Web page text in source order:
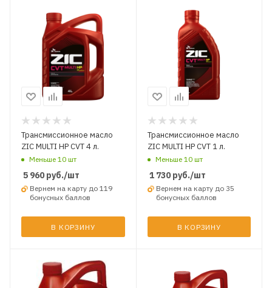
Трансмиссионное масло
ZIC MULTI HP CVT 4 л.
Меньше 10 шт
5 960 руб./шт
Вернем на карту до 119
бонусных баллов
В КОРЗИНУ
Трансмиссионное масло
ZIC MULTI HP CVT 1 л.
Меньше 10 шт
1 730руб./шт
Вернем на карту до 35
бонусных баллов
В КОРЗИНУ